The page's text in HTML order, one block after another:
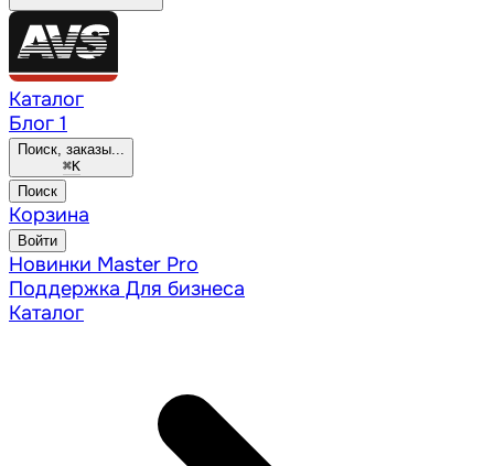
Каталог
Блог 1
Поиск, заказы...
⌘K
Поиск
Корзина
Войти
Новинки Master Pro
Поддержка Для бизнеса
Каталог